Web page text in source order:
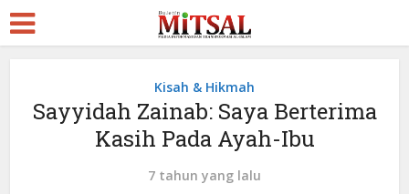
Kisah & Hikmah
Sayyidah Zainab: Saya Berterima
Kasih Pada Ayah-Ibu
7 tahun yang lalu